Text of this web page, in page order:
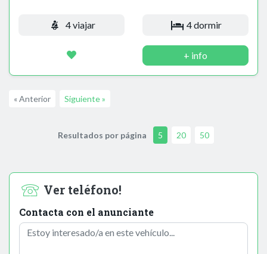
4 viajar 4 dormir
+ info
« Anterior Siguiente »
Resultados por página 5 20 50
Ver teléfono!
Contacta con el anunciante